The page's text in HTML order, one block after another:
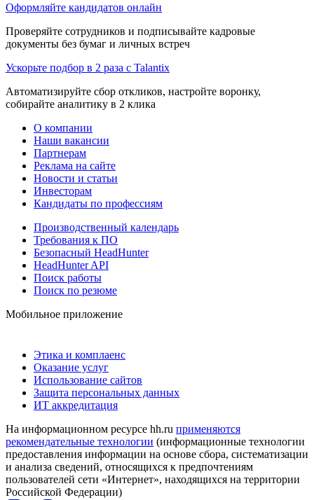
Оформляйте кандидатов онлайн
Проверяйте сотрудников и подписывайте кадровые
документы без бумаг и личных встреч
Ускорьте подбор в 2 раза с Talantix
Автоматизируйте сбор откликов, настройте воронку,
собирайте аналитику в 2 клика
О компании
Наши вакансии
Партнерам
Реклама на сайте
Новости и статьи
Инвесторам
Кандидаты по профессиям
Производственный календарь
Требования к ПО
Безопасный HeadHunter
HeadHunter API
Поиск работы
Поиск по резюме
Мобильное приложение
Этика и комплаенс
Оказание услуг
Использование сайтов
Защита персональных данных
ИТ аккредитация
На информационном ресурсе hh.ru применяются
рекомендательные технологии (информационные технологии
предоставления информации на основе сбора, систематизации
и анализа сведений, относящихся к предпочтениям
пользователей сети «Интернет», находящихся на территории
Российской Федерации)